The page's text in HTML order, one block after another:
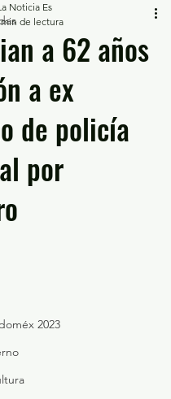
2023
a 62 años
a ex
de policía
por
Noticia Es
de lectura